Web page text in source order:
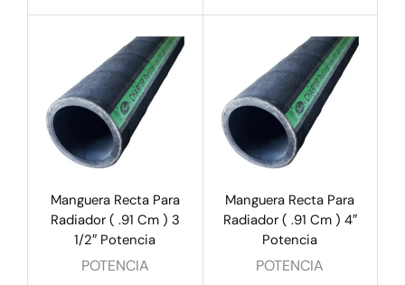
Manguera Recta Para
Radiador ( .91 Cm ) 3
1/2″ Potencia
POTENCIA
Manguera Recta Para
Radiador ( .91 Cm ) 4″
Potencia
POTENCIA